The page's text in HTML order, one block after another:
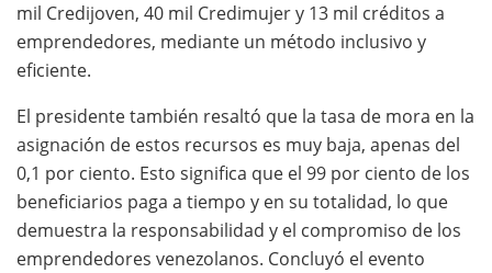
mil Credijoven, 40 mil Credimujer y 13 mil créditos a
emprendedores, mediante un método inclusivo y
eficiente.
El presidente también resaltó que la tasa de mora en la
asignación de estos recursos es muy baja, apenas del
0,1 por ciento. Esto significa que el 99 por ciento de los
beneficiarios paga a tiempo y en su totalidad, lo que
demuestra la responsabilidad y el compromiso de los
emprendedores venezolanos. Concluyó el evento